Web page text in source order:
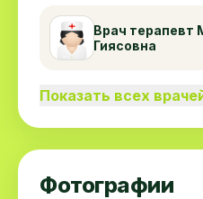
Врач терапевт
Гиясовна
Показать всех
Фотографии